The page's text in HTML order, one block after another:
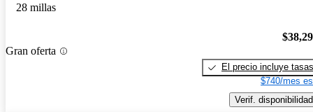
28 millas
Gran oferta
El precio incluye tasas
$740/mes
Verif. disponibilidad